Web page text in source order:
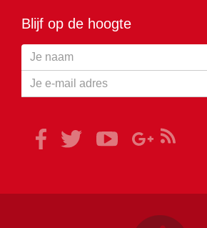
Blijf op de hoogte